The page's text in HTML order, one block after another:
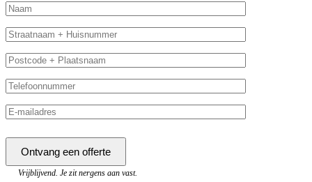
Vrijblijvend. Je zit nergens aan vast.